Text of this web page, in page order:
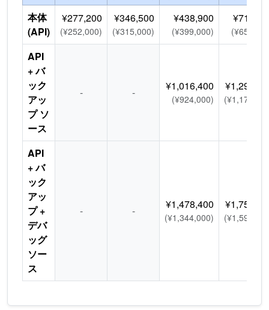
本体
(API)
¥277,200
(¥252,000)
¥346,500
(¥315,000)
¥438,900
(¥399,000)
API
+ バ
ック
アッ
プ ソ
ース
- - ¥1,016,400
(¥924,000)
API
+ バ
ック
アッ
プ +
デバ
ッグ
ソー
ス
- - ¥1,478,400
(¥1,344,000)